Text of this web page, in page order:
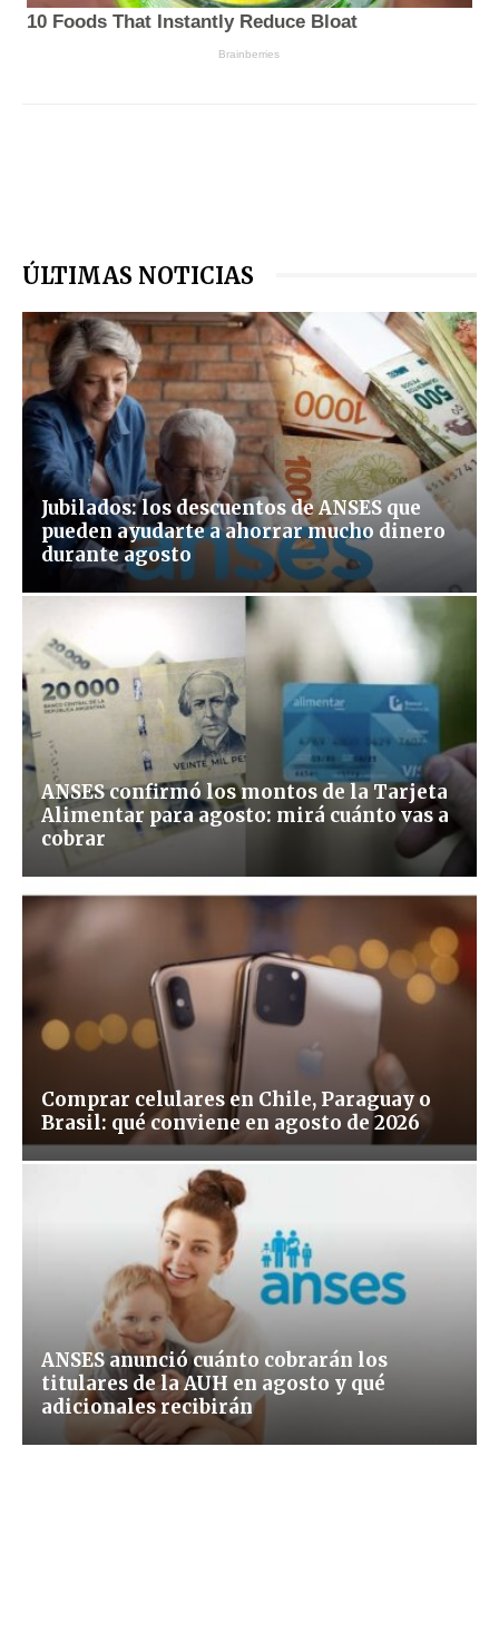
ÚLTIMAS NOTICIAS
Jubilados: los descuentos de ANSES que
pueden ayudarte a ahorrar mucho dinero
durante agosto
ANSES confirmó los montos de la Tarjeta
Alimentar para agosto: mirá cuánto vas a
cobrar
Comprar celulares en Chile, Paraguay o
Brasil: qué conviene en agosto de 2026
ANSES anunció cuánto cobrarán los
titulares de la AUH en agosto y qué
adicionales recibirán